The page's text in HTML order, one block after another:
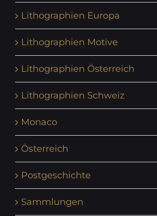
Lithographien Europa
Lithographien Motive
Lithographien Österreich
Lithographien Schweiz
Monaco
Österreich
Postgeschichte
Sammlungen